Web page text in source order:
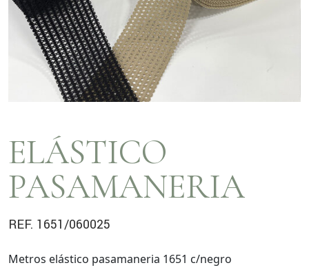
ELÁSTICO
PASAMANERIA
REF. 1651/060025
Metros elástico pasamaneria 1651 c/negro